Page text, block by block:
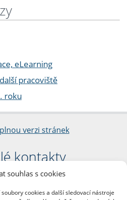
souhlas s cookies
cookies a další sledovací nástroje
eLearning
pracoviště
roku
verzi stránek
kontakty
fakulta
Palacha 1/2